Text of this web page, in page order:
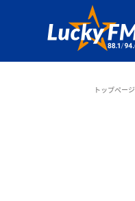
トップページ